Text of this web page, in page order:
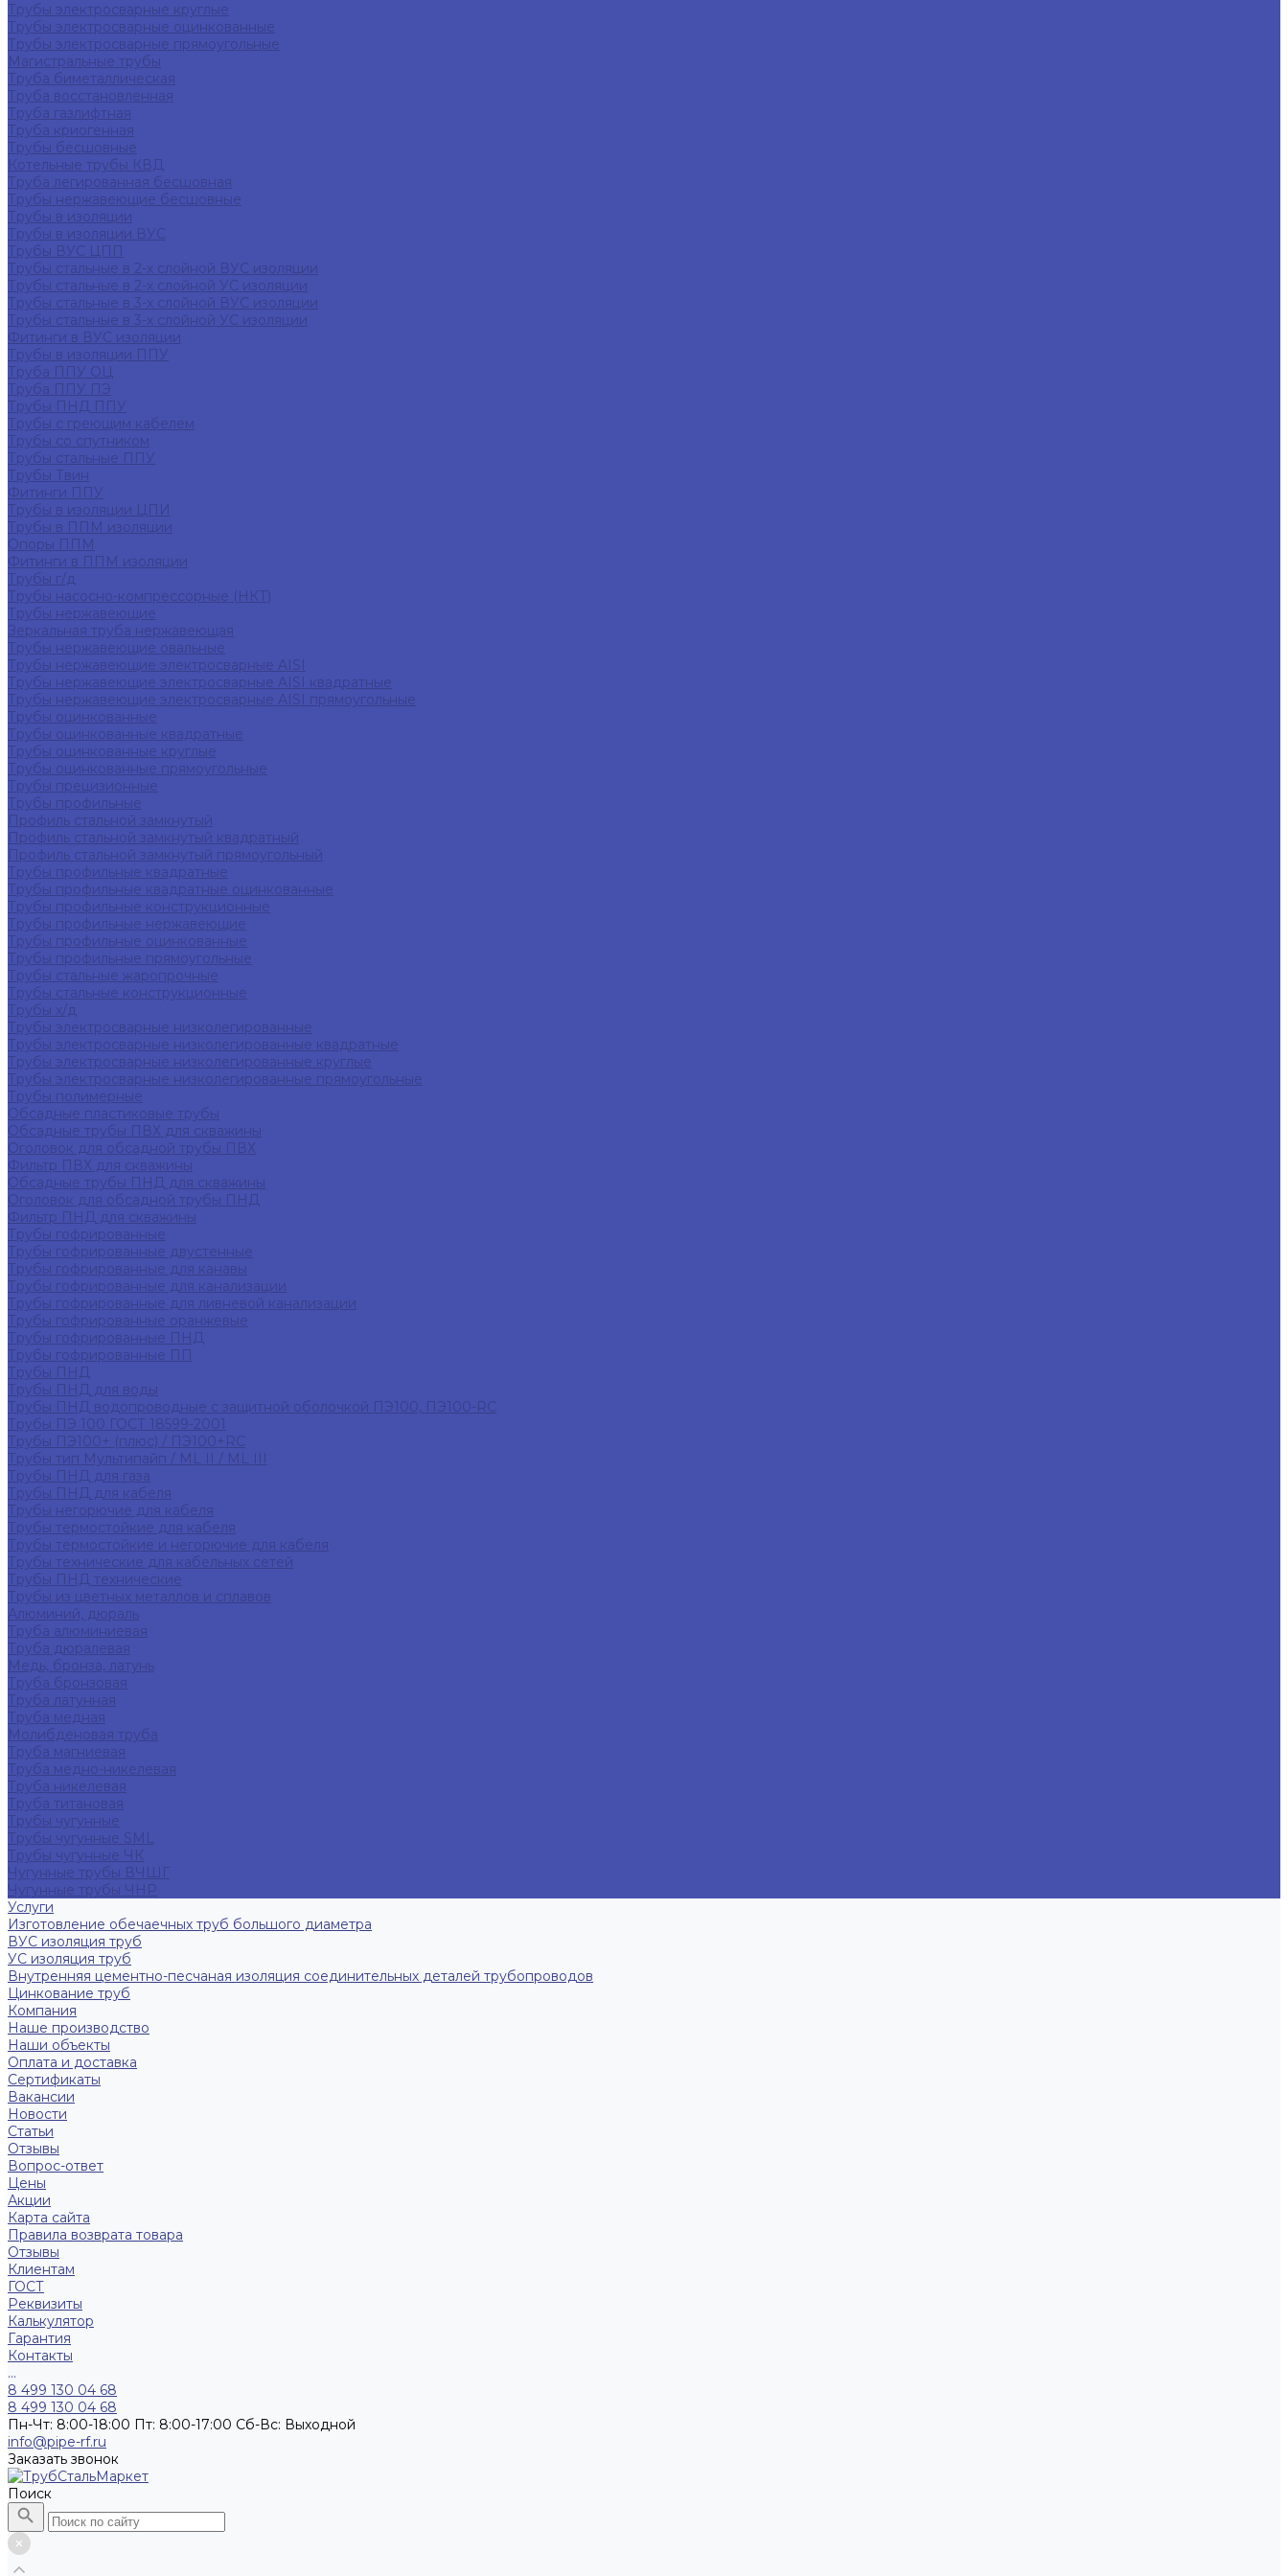
Трубы электросварные круглые
Трубы электросварные оцинкованные
Трубы электросварные прямоугольные
Магистральные трубы
Труба биметаллическая
Труба восстановленная
Труба газлифтная
Труба криогенная
Трубы бесшовные
Котельные трубы КВД
Труба легированная бесшовная
Трубы нержавеющие бесшовные
Трубы в изоляции
Трубы в изоляции ВУС
Трубы ВУС ЦПП
Трубы стальные в 2-х слойной ВУС изоляции
Трубы стальные в 2-х слойной УС изоляции
Трубы стальные в 3-х слойной ВУС изоляции
Трубы стальные в 3-х слойной УС изоляции
Фитинги в ВУС изоляции
Трубы в изоляции ППУ
Труба ППУ ОЦ
Труба ППУ ПЭ
Трубы ПНД ППУ
Трубы с греющим кабелем
Трубы со спутником
Трубы стальные ППУ
Трубы Твин
Фитинги ППУ
Трубы в изоляции ЦПИ
Трубы в ППМ изоляции
Опоры ППМ
Фитинги в ППМ изоляции
Трубы г/д
Трубы насосно-компрессорные (НКТ)
Трубы нержавеющие
Зеркальная труба нержавеющая
Трубы нержавеющие овальные
Трубы нержавеющие электросварные AISI
Трубы нержавеющие электросварные AISI квадратные
Трубы нержавеющие электросварные AISI прямоугольные
Трубы оцинкованные
Трубы оцинкованные квадратные
Трубы оцинкованные круглые
Трубы оцинкованные прямоугольные
Трубы прецизионные
Трубы профильные
Профиль стальной замкнутый
Профиль стальной замкнутый квадратный
Профиль стальной замкнутый прямоугольный
Трубы профильные квадратные
Трубы профильные квадратные оцинкованные
Трубы профильные конструкционные
Трубы профильные нержавеющие
Трубы профильные оцинкованные
Трубы профильные прямоугольные
Трубы стальные жаропрочные
Трубы стальные конструкционные
Трубы х/д
Трубы электросварные низколегированные
Трубы электросварные низколегированные квадратные
Трубы электросварные низколегированные круглые
Трубы электросварные низколегированные прямоугольные
Трубы полимерные
Обсадные пластиковые трубы
Обсадные трубы ПВХ для скважины
Оголовок для обсадной трубы ПВХ
Фильтр ПВХ для скважины
Обсадные трубы ПНД для скважины
Оголовок для обсадной трубы ПНД
Фильтр ПНД для скважины
Трубы гофрированные
Трубы гофрированные двустенные
Трубы гофрированные для канавы
Трубы гофрированные для канализации
Трубы гофрированные для ливневой канализации
Трубы гофрированные оранжевые
Трубы гофрированные ПНД
Трубы гофрированные ПП
Трубы ПНД
Трубы ПНД для воды
Трубы ПНД водопроводные с защитной оболочкой ПЭ100, ПЭ100-RC
Трубы ПЭ 100 ГОСТ 18599-2001
Трубы ПЭ100+ (плюс) / ПЭ100+RC
Трубы тип Мультипайп / ML II / ML III
Трубы ПНД для газа
Трубы ПНД для кабеля
Трубы негорючие для кабеля
Трубы термостойкие для кабеля
Трубы термостойкие и негорючие для кабеля
Трубы технические для кабельных сетей
Трубы ПНД технические
Трубы из цветных металлов и сплавов
Алюминий, дюраль
Труба алюминиевая
Труба дюралевая
Медь, бронза, латунь
Труба бронзовая
Труба латунная
Труба медная
Молибденовая труба
Труба магниевая
Труба медно-никелевая
Труба никелевая
Труба титановая
Трубы чугунные
Трубы чугунные SML
Трубы чугунные ЧК
Чугунные трубы ВЧШГ
Чугунные трубы ЧНР
Услуги
Изготовление обечаечных труб большого диаметра
ВУС изоляция труб
УС изоляция труб
Внутренняя цементно-песчаная изоляция соединительных деталей трубопроводов
Цинкование труб
Компания
Наше производство
Наши объекты
Оплата и доставка
Сертификаты
Вакансии
Новости
Статьи
Отзывы
Вопрос-ответ
Цены
Акции
Карта сайта
Правила возврата товара
Отзывы
Клиентам
ГОСТ
Реквизиты
Калькулятор
Гарантия
Контакты
...
8 499 130 04 68
8 499 130 04 68
Пн-Чт: 8:00-18:00 Пт: 8:00-17:00 Сб-Вс: Выходной
info@pipe-rf.ru
Заказать звонок
Поиск